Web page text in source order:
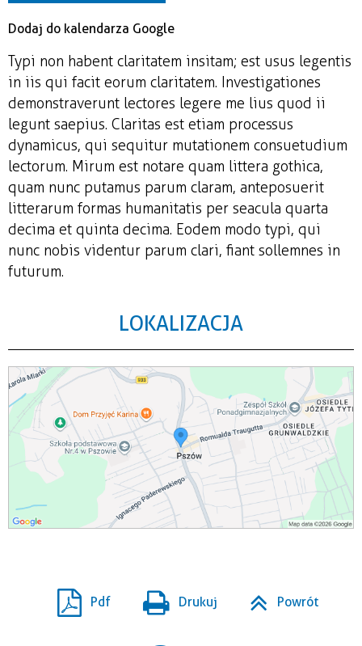
Dodaj do kalendarza Google
Typi non habent claritatem insitam; est usus legentis
in iis qui facit eorum claritatem. Investigationes
demonstraverunt lectores legere me lius quod ii
legunt saepius. Claritas est etiam processus
dynamicus, qui sequitur mutationem consuetudium
lectorum. Mirum est notare quam littera gothica,
quam nunc putamus parum claram, anteposuerit
litterarum formas humanitatis per seacula quarta
decima et quinta decima. Eodem modo typi, qui
nunc nobis videntur parum clari, fiant sollemnes in
futurum.
LOKALIZACJA
Pdf Drukuj Powrót